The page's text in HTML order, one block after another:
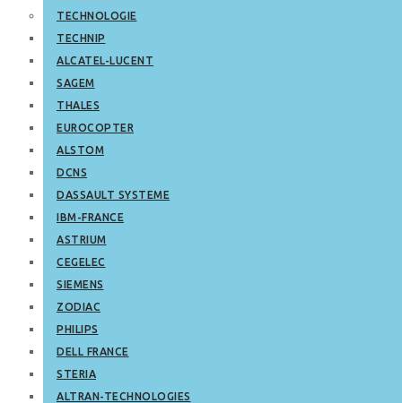
TECHNOLOGIE
TECHNIP
ALCATEL-LUCENT
SAGEM
THALES
EUROCOPTER
ALSTOM
DCNS
DASSAULT SYSTEME
IBM-FRANCE
ASTRIUM
CEGELEC
SIEMENS
ZODIAC
PHILIPS
DELL FRANCE
STERIA
ALTRAN-TECHNOLOGIES